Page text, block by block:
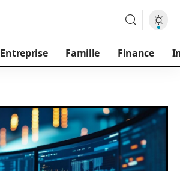
Entreprise Famille Finance